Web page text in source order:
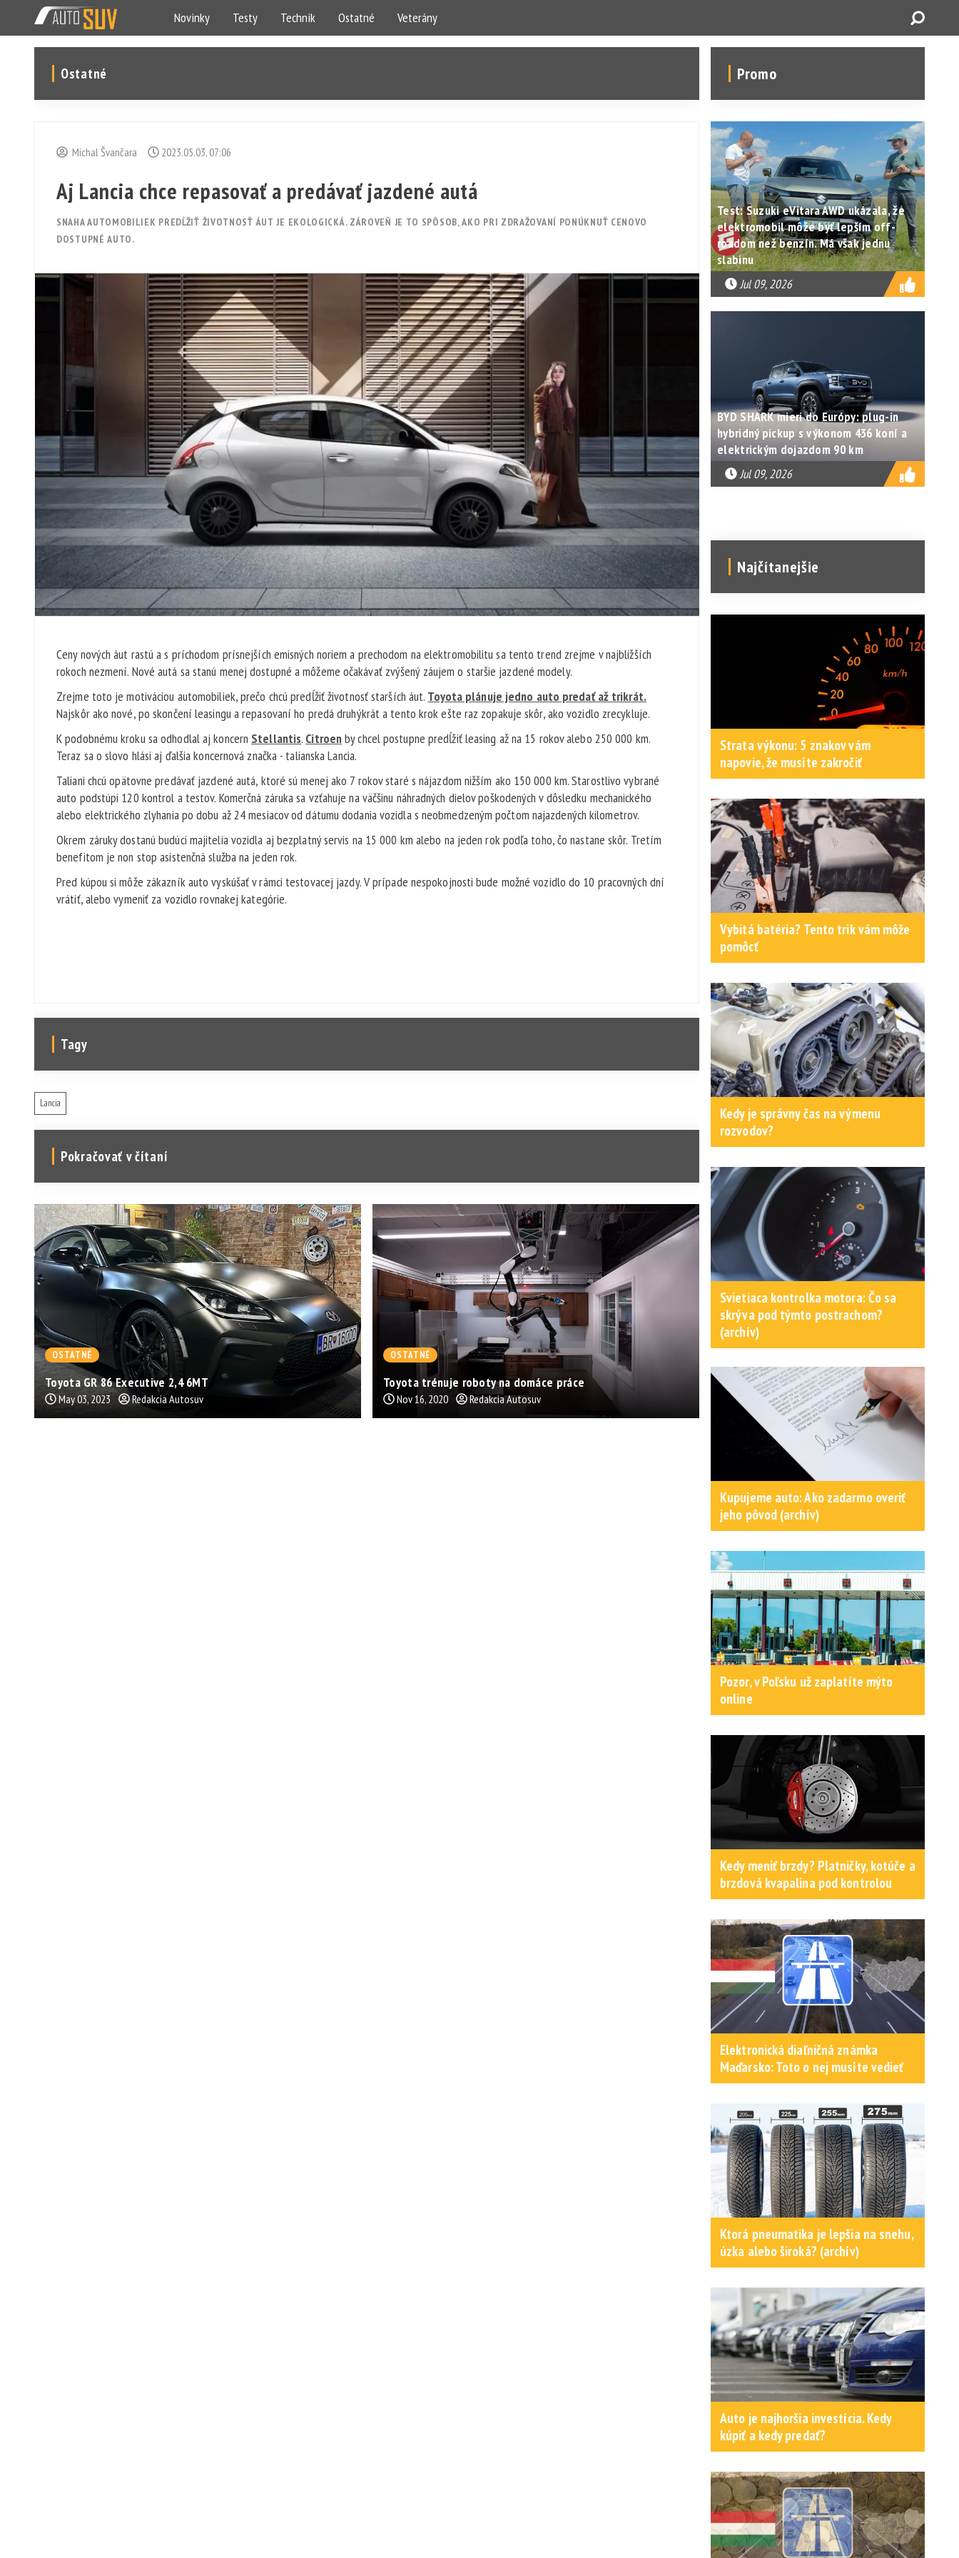
Novinky Testy Technik Ostatné Veterány
Ostatné
Michal Švančara 2023.05.03, 07:06
Aj Lancia chce repasovať a predávať jazdené autá
SNAHA AUTOMOBILIEK PREDĹŽIŤ ŽIVOTNOSŤ ÁUT JE EKOLOGICKÁ. ZÁROVEŇ JE TO SPÔSOB, AKO PRI ZDRAŽOVANÍ PONÚKNUŤ CENOVO
DOSTUPNÉ AUTO.
Ceny nových áut rastú a s príchodom prísnejších emisných noriem a prechodom na elektromobilitu sa tento trend zrejme v najbližších
rokoch nezmení. Nové autá sa stanú menej dostupné a môžeme očakávať zvýšený záujem o staršie jazdené modely.
Zrejme toto je motiváciou automobiliek, prečo chcú predĺžiť životnosť starších áut. Toyota plánuje jedno auto predať až trikrát.
Najskôr ako nové, po skončení leasingu a repasovaní ho predá druhýkrát a tento krok ešte raz zopakuje skôr, ako vozidlo zrecykluje.
K podobnému kroku sa odhodlal aj koncern Stellantis. Citroenby chcel postupne predĺžiť leasing až na 15 rokov alebo 250 000 km.
Teraz sa o slovo hlási aj ďalšia koncernová značka - talianska Lancia.
Taliani chcú opätovne predávať jazdené autá, ktoré sú menej ako 7 rokov staré s nájazdom nižším ako 150 000 km. Starostlivo vybrané
auto podstúpi 120 kontrol a testov. Komerčná záruka sa vzťahuje na väčšinu náhradných dielov poškodených v dôsledku mechanického
alebo elektrického zlyhania po dobu až 24 mesiacov od dátumu dodania vozidla s neobmedzeným počtom najazdených kilometrov.
Okrem záruky dostanú budúci majitelia vozidla aj bezplatný servis na 15 000 km alebo na jeden rok podľa toho, čo nastane skôr. Tretím
benefitom je non stop asistenčná služba na jeden rok.
Pred kúpou si môže zákazník auto vyskúšať v rámci testovacej jazdy. V prípade nespokojnosti bude možné vozidlo do 10 pracovných dní
vrátiť, alebo vymeniť za vozidlo rovnakej kategórie.
Tagy
Lancia
Pokračovať v čítaní
OSTATNÉ
Toyota GR 86 Executive 2,4 6MT
May 03, 2023 Redakcia Autosuv
OSTATNÉ
Toyota trénuje roboty na domáce práce
Nov 16, 2020 Redakcia Autosuv
Promo
Test: Suzuki eVitara AWD ukázala, že
elektromobil môže byť lepším off-
roadom než benzín. Má však jednu
slabinu
Jul 09, 2026
BYD SHARK mieri do Európy: plug-in
hybridný pickup s výkonom 436 koní a
elektrickým dojazdom 90 km
Jul 09, 2026
Najčítanejšie
Strata výkonu: 5 znakov vám
napovie, že musíte zakročiť
Vybitá batéria? Tento trik vám môže
pomôcť
Kedy je správny čas na výmenu
rozvodov?
Svietiaca kontrolka motora: Čo sa
skrýva pod týmto postrachom?
(archív)
Kupujeme auto: Ako zadarmo overiť
jeho pôvod (archív)
Pozor, v Poľsku už zaplatíte mýto
online
Kedy meniť brzdy? Platničky, kotúče a
brzdová kvapalina pod kontrolou
Elektronická diaľničná známka
Maďarsko: Toto o nej musíte vedieť
Ktorá pneumatika je lepšia na snehu,
úzka alebo široká? (archív)
Auto je najhoršia investícia. Kedy
kúpiť a kedy predať?